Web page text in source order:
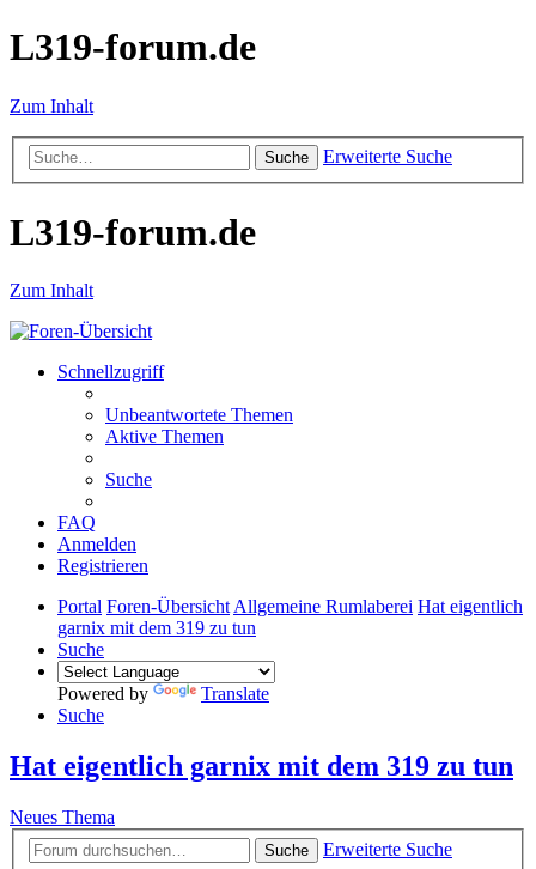
L319-forum.de
Zum Inhalt
Suche Erweiterte Suche
L319-forum.de
Zum Inhalt
Schnellzugriff
Unbeantwortete Themen
Aktive Themen
Suche
FAQ
Anmelden
Registrieren
Portal Foren-Übersicht Allgemeine Rumlaberei Hat eigentlich
garnix mit dem 319 zu tun
Suche
Powered by
Translate
Suche
Hat eigentlich garnix mit dem 319 zu tun
Neues Thema
Suche
Erweiterte Suche